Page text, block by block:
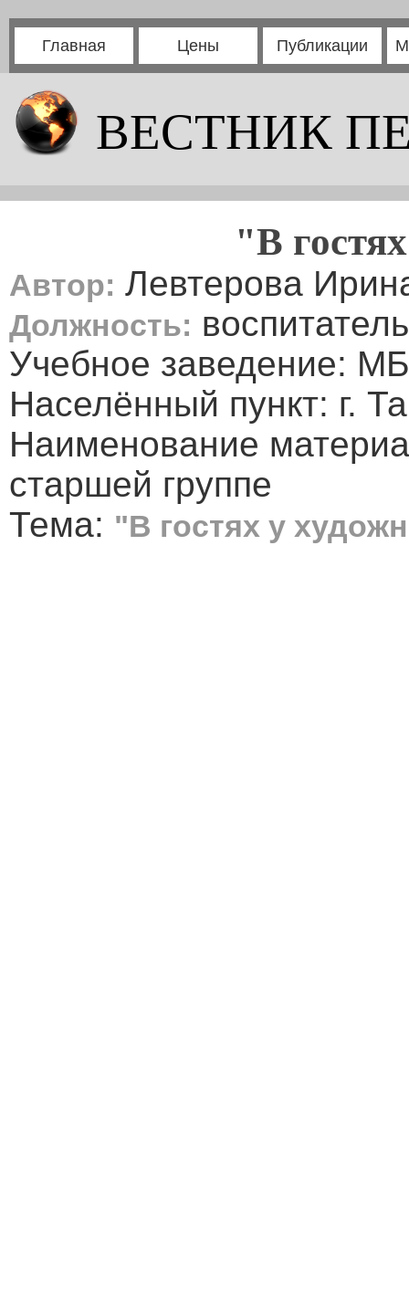
Главная Цены Публикации
ВЕСТНИК
"В
Автор: Левтерова
Должность: воспитатель
Учебное заведение:
Населённый пункт: г.
Наименование
старшей группе
Тема: "В гостях у